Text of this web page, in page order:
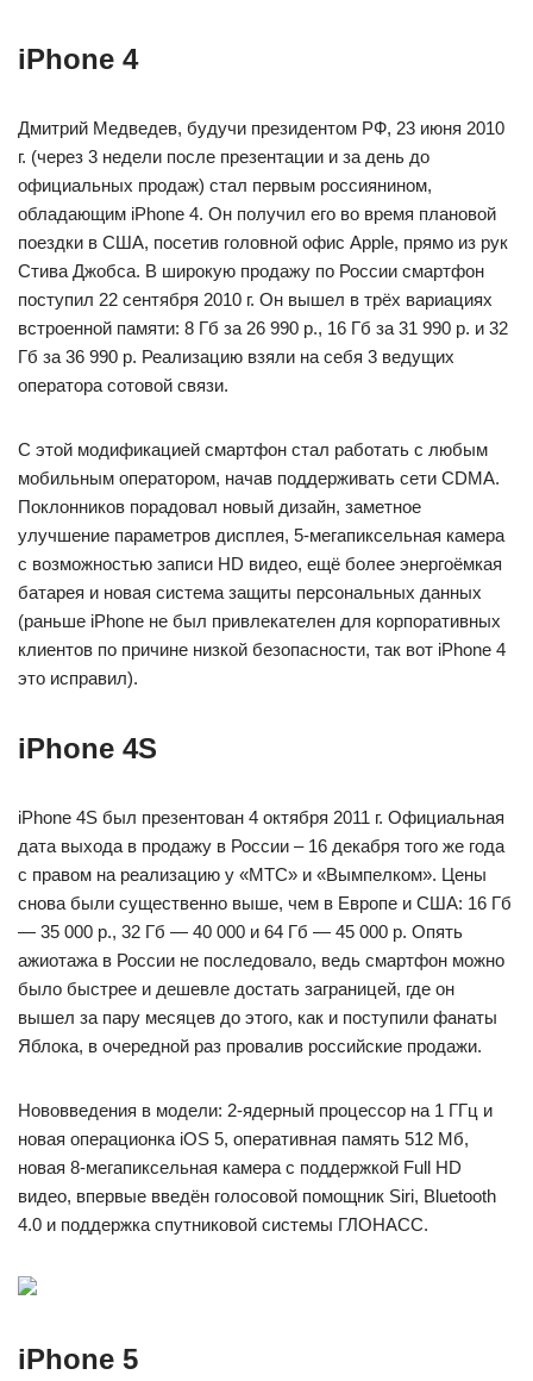
iPhone 4
Дмитрий Медведев, будучи президентом РФ, 23 июня 2010
г. (через 3 недели после презентации и за день до
официальных продаж) стал первым россиянином,
обладающим iPhone 4. Он получил его во время плановой
поездки в США, посетив головной офис Apple, прямо из рук
Стива Джобса. В широкую продажу по России смартфон
поступил 22 сентября 2010 г. Он вышел в трёх вариациях
встроенной памяти: 8 Гб за 26 990 р., 16 Гб за 31 990 р. и 32
Гб за 36 990 р. Реализацию взяли на себя 3 ведущих
оператора сотовой связи.
С этой модификацией смартфон стал работать с любым
мобильным оператором, начав поддерживать сети CDMA.
Поклонников порадовал новый дизайн, заметное
улучшение параметров дисплея, 5-мегапиксельная камера
с возможностью записи HD видео, ещё более энергоёмкая
батарея и новая система защиты персональных данных
(раньше iPhone не был привлекателен для корпоративных
клиентов по причине низкой безопасности, так вот iPhone 4
это исправил).
iPhone 4S
iPhone 4S был презентован 4 октября 2011 г. Официальная
дата выхода в продажу в России – 16 декабря того же года
с правом на реализацию у «МТС» и «Вымпелком». Цены
снова были существенно выше, чем в Европе и США: 16 Гб
— 35 000 р., 32 Гб — 40 000 и 64 Гб — 45 000 р. Опять
ажиотажа в России не последовало, ведь смартфон можно
было быстрее и дешевле достать заграницей, где он
вышел за пару месяцев до этого, как и поступили фанаты
Яблока, в очередной раз провалив российские продажи.
Нововведения в модели: 2-ядерный процессор на 1 ГГц и
новая операционка iOS 5, оперативная память 512 Мб,
новая 8-мегапиксельная камера с поддержкой Full HD
видео, впервые введён голосовой помощник Siri, Bluetooth
4.0 и поддержка спутниковой системы ГЛОНАСС.
iPhone 5